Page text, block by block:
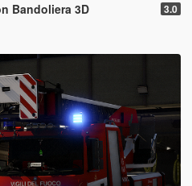
Bandoliera 3D 3.0